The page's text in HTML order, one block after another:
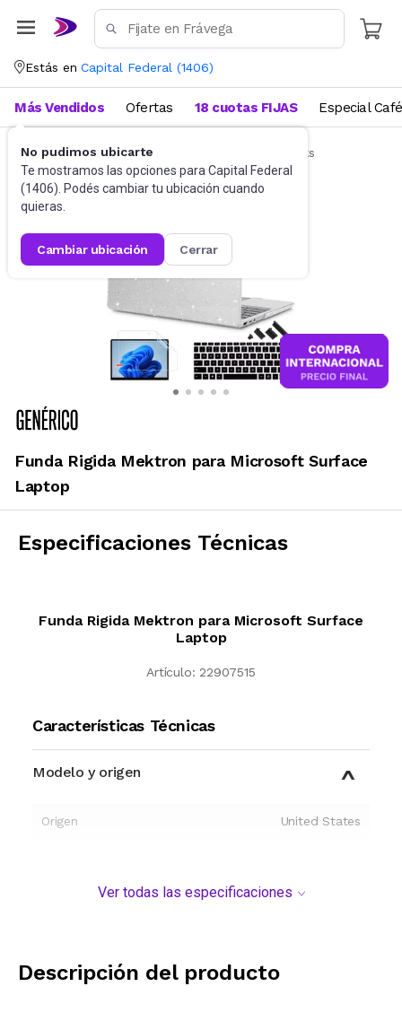
Estás en Capital Federal (1406)
No pudimos ubicarte
Te mostramos las opciones para Capital Federal
(1406). Podés cambiar tu ubicación cuando
quieras.
cambiar ubicación cerrar
Más Vendidos Ofertas 18 cuotas FIJAS Especial Café
Accesorios de Informática Funda Notebooks
Funda Rigida Mektron para Microsoft Surface
Laptop
Especificaciones Técnicas
Funda Rigida Mektron para Microsoft Surface
Laptop
Artículo: 22907515
Características Técnicas
Modelo y origen
Origen United States
Ver todas las especificaciones
Descripción del producto